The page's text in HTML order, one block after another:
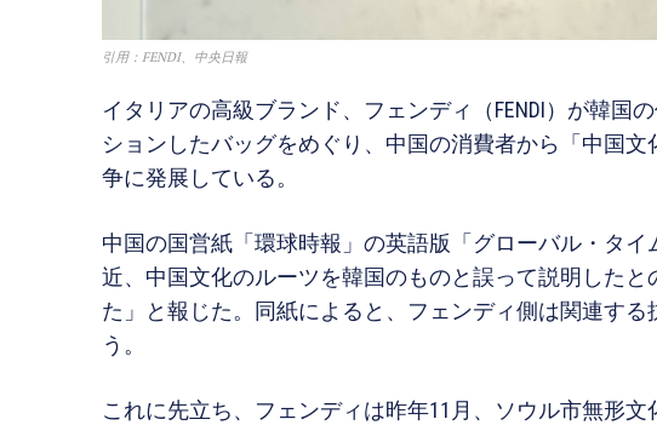
引用：FENDI、中央日報
イタリアの高級ブランド、フェンディ（FENDI）が韓国
ションしたバッグをめぐり、中国の消費者から「中国
争に発展している。
中国の国営紙「環球時報」の英語版「グローバル・タ
近、中国文化のルーツを韓国のものと誤って説明した
た」と報じた。同紙によると、フェンディ側は関連す
う。
これに先立ち、フェンディは昨年11月、ソウル市無形文